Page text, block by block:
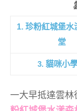
1. 珍粉紅城堡水
堂
3. 貓咪小
一大早抵達雲林